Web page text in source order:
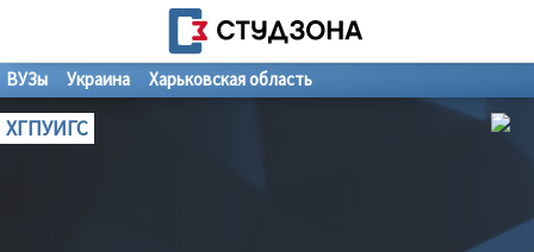
ВУЗы Украина Харьковская область
ХГПУИГС